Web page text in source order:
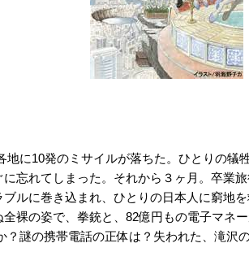
地に10発のミサイルが落ちた。ひとりの犠
に忘れてしまった。それから３ヶ月。卒業
ルに巻き込まれ、ひとりの日本人に窮地
裸の姿で、拳銃と、82億円もの電子マネ
謎の携帯電話の正体は？失われた、滝沢